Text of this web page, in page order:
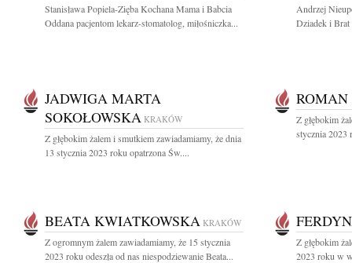
Stanisława Popiela-Zięba Kochana Mama i Babcia
Oddana pacjentom lekarz-stomatolog, miłośniczka...
Andrzej
Dziadek i Brat
JADWIGA MARTA
SOKOŁOWSKA KRAKÓW
Z głębokim żalem i smutkiem zawiadamiamy, że dnia
13 stycznia 2023 roku opatrzona Św....
Z głębokim
stycznia 2023
BEATA KWIATKOWSKA KRAKÓW
Z ogromnym żalem zawiadamiamy, że 15 stycznia
2023 roku odeszła od nas niespodziewanie Beata...
Z głębokim
2023 roku w